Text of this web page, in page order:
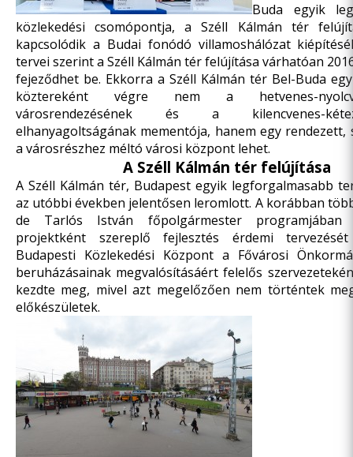
Buda egyik
közlekedési csomópontja, a Széll Kálmán tér
kapcsolódik a Budai fonódó villamoshálózat
tervei szerint a Széll Kálmán tér felújítása várhatóan
fejeződhet be. Ekkorra a Széll Kálmán tér Bel-Buda
köztereként végre nem a hetvenes-
városrendezésének és a kilencvenes-
elhanyagoltságának mementója, hanem egy rendezett,
a városrészhez méltó városi központ lehet.
A Széll Kálmán tér felújítása
A Széll Kálmán tér, Budapest egyik legforgalmasabb
az utóbbi években jelentősen leromlott. A korábban
de Tarlós István főpolgármester
projektként szereplő fejlesztés érdemi
Budapesti Közlekedési Központ a Fővárosi
beruházásainak megvalósításáért felelős
kezdte meg, mivel azt megelőzően nem történtek
előkészületek.